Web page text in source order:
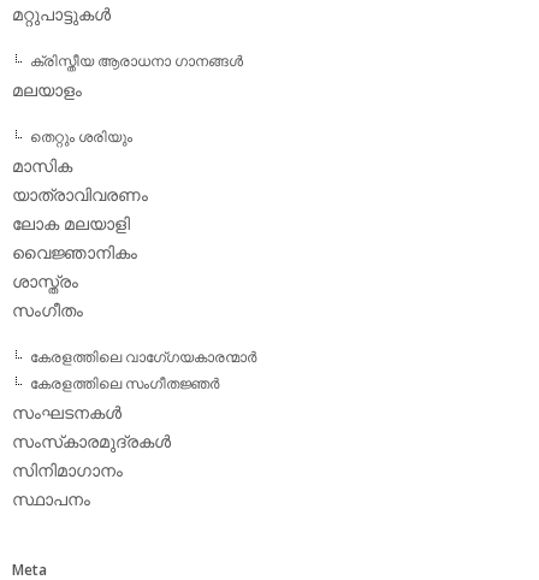
മറ്റുപാട്ടുകള്‍
ക്രിസ്തീയ ആരാധനാ ഗാനങ്ങള്‍
മലയാളം
തെറ്റും ശരിയും
മാസിക
യാത്രാവിവരണം
ലോക മലയാളി
വൈജ്ഞാനികം
ശാസ്ത്രം
സംഗീതം
കേരളത്തിലെ വാഗേ്ഗയകാരന്മാര്‍
കേരളത്തിലെ സംഗീതജ്ഞര്‍
സംഘടനകള്‍
സംസ്‌കാരമുദ്രകള്‍
സിനിമാഗാനം
സ്ഥാപനം
Meta